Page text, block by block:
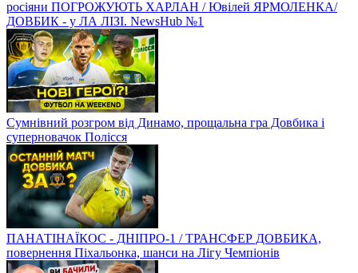
росіяни ПОГРОЖУЮТЬ ХАРЛАН / Ювілей ЯРМОЛЕНКА/
ДОВБИК - у ЛА ЛІЗІ. NewsHub №1
Сумнівний розгром від Динамо, прощальна гра Довбика і
суперновачок Полісся
ПАНАТІНАЇКОС - ДНІПРО-1 / ТРАНСФЕР ДОВБИКА,
повернення Піхальонка, шанси на Лігу Чемпіонів